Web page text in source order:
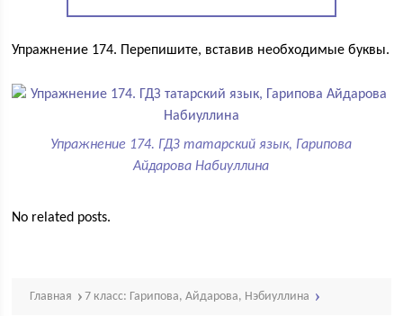
Упражнение 174. Перепишите, вставив необходимые буквы.
Упражнение 174. ГДЗ татарский язык, Гарипова
Айдарова Набиуллина
No related posts.
Главная 7 класс: Гарипова, Айдарова, Нэбиуллина